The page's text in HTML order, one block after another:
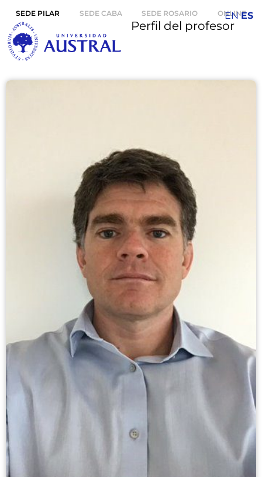
SEDE PILAR SEDE CABA SEDE ROSARIO ONLINE
Perfil del profesor
EN ES